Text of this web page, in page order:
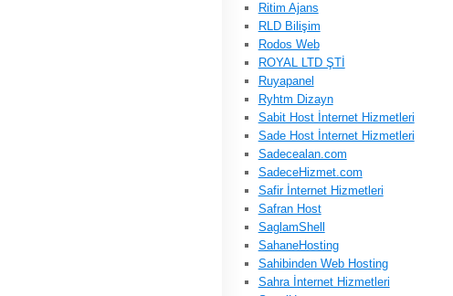
Ritim Ajans
RLD Bilişim
Rodos Web
ROYAL LTD ŞTİ
Ruyapanel
Ryhtm Dizayn
Sabit Host İnternet Hizmetleri
Sade Host İnternet Hizmetleri
Sadecealan.com
SadeceHizmet.com
Safir İnternet Hizmetleri
Safran Host
SaglamShell
SahaneHosting
Sahibinden Web Hosting
Sahra İnternet Hizmetleri